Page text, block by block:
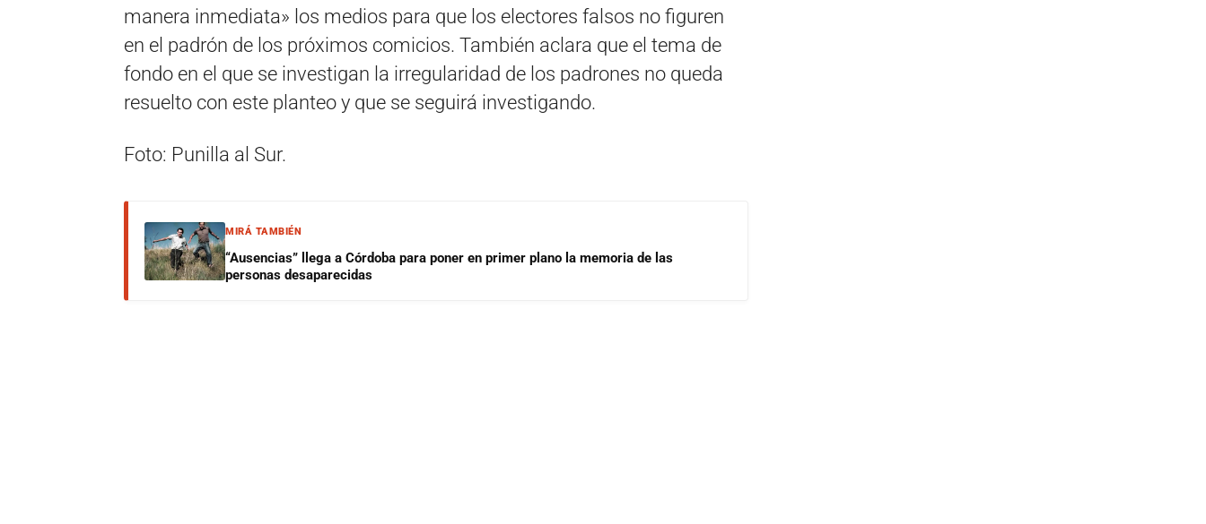
manera inmediata» los medios para que los electores falsos no figuren
en el padrón de los próximos comicios. También aclara que el tema de
fondo en el que se investigan la irregularidad de los padrones no queda
resuelto con este planteo y que se seguirá investigando.
Foto: Punilla al Sur.
MIRÁ TAMBIÉN
“Ausencias” llega a Córdoba para poner en primer plano la memoria de las
personas desaparecidas